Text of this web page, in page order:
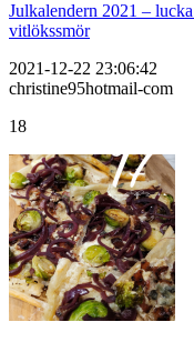
Julkalendern 2021 –
vitlökssmör
2021-12-22 23:06:42
christine95hotmail-com
18